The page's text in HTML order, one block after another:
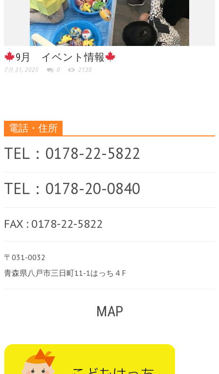
9月 イベント情報
7月 31, 2025 0 2138
電話・住所
TEL：0178-22-5822
TEL：0178-20-0840
FAX : 0178-22-5822
〒031-0032
青森県八戸市三日町11-1はっち４F
MAP